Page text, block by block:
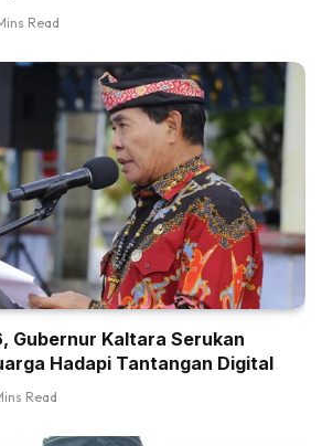
Read
Gubernur Kaltara Serukan
Hadapi Tantangan Digital
Read